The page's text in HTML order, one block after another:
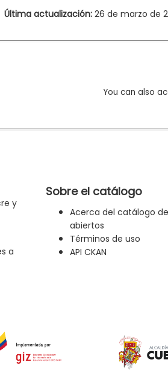
Última actualización: 26 de marzo de
You can also
y
a
Sobre el catálogo
Acerca del catálogo
abiertos
Términos de uso
API CKAN